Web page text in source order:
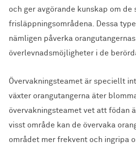
och ger avgörande kunskap om de
frisläppningsområdena. Dessa
nämligen påverka orangutangernas
överlevnadsmöjligheter i de
Övervakningsteamet är speciellt
växter orangutangerna äter
övervakningsteamet vet att födan
visst område kan de övervaka
området mer frekvent och ingripa